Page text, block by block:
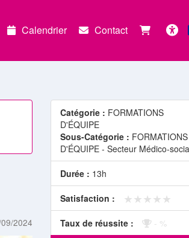
Calendrier
Contact
2024
Catégorie : FORMATIONS
D'ÉQUIPE
Sous-Catégorie : FORMATIONS
D'ÉQUIPE - Secteur Médico-
Durée : 13h
Satisfaction : ★★★★★
★★★★★
Taux de réussite : - %